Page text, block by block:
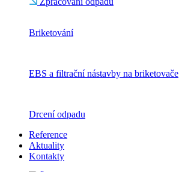
Briketování
EBS a filtrační nástavby na briketovače
Drcení odpadu
Reference
Aktuality
Kontakty